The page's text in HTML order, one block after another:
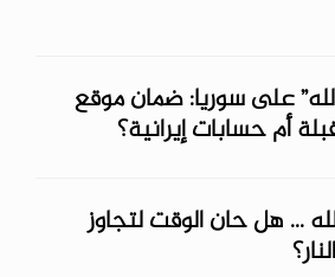
على سوريا: ضمان موقع
أم حسابات إيرانية؟
... هل حان الوقت لتجاوز